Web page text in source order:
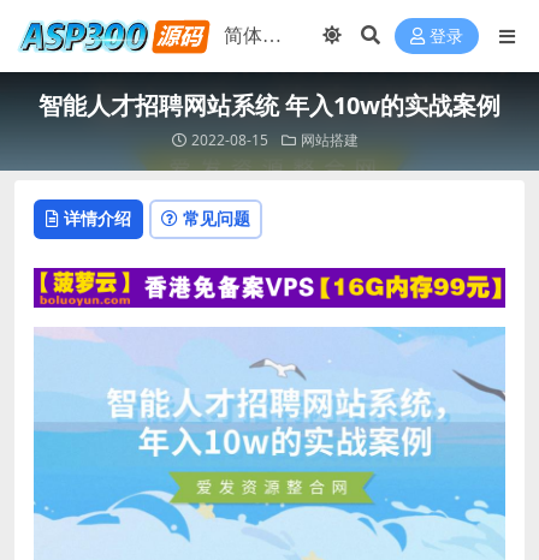
登录
智能人才招聘网站系统 年入10w的实战案例
2022-08-15 网站搭建
详情介绍 常见问题